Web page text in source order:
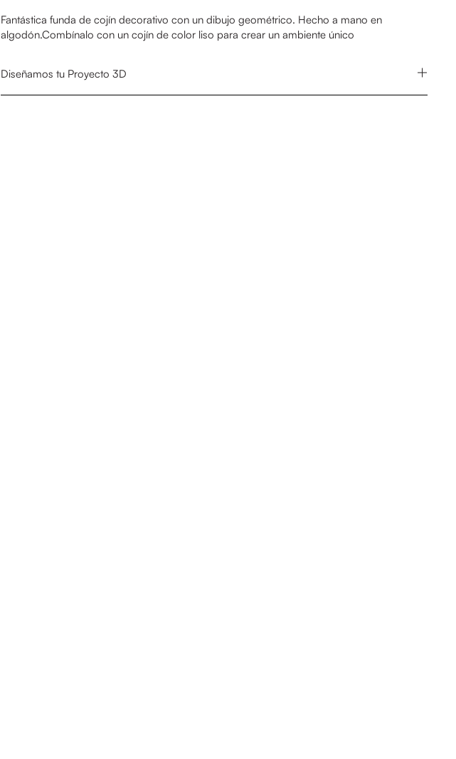
Fantástica funda de cojín decorativo con un dibujo geométrico. Hecho a mano en
algodón.Combínalo con un cojín de color liso para crear un ambiente único
Diseñamos tu Proyecto 3D